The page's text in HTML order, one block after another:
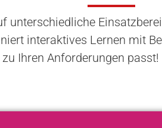
unterschiedliche
interaktives Lernen mit
Ihren Anforderungen passt!